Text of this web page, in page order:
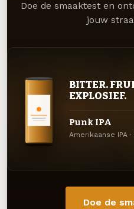
Doe de smaaktest en
jouw
BITTER.
EXPLOSIEF.
Punk IPA
Amerikaanse IPA
Doe de